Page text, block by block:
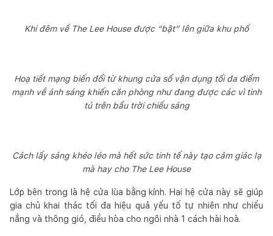
Khi đêm về The Lee House được “bật” lên giữa khu phố
Hoạ tiết mạng biến đổi từ khung cửa sổ vận dụng tối đa điểm
mạnh về ánh sáng khiến căn phòng như đang được các vì tinh
tú trên bầu trời chiếu sáng
Cách lấy sáng khéo léo mà hết sức tinh tế này tạo cảm giác lạ
mà hay cho The Lee House
Lớp bên trong là hệ cửa lùa bằng kính. Hai hệ cửa này sẽ giúp
gia chủ khai thác tối đa hiệu quả yếu tố tự nhiên như chiếu
nắng và thông gió, điều hòa cho ngôi nhà 1 cách hài hoà.